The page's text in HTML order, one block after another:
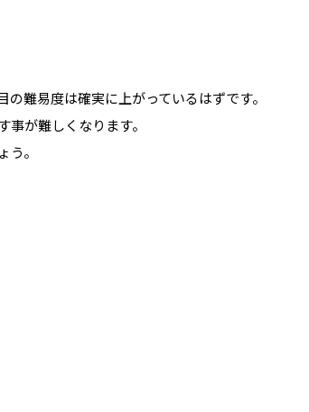
難易度は確実に上がっているはずです。
が難しくなります。
。